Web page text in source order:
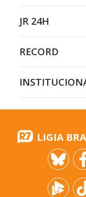
JR 24H
RECORD
LIGIA